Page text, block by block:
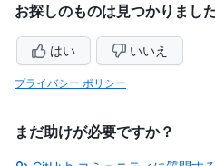
お探しのものは見つかりまし
はい いいえ
プライバシー ポリシー
まだ助けが必要ですか？